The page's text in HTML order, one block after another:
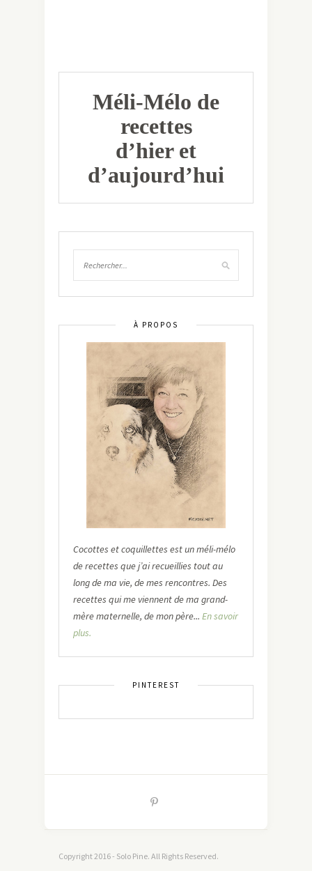
Méli-Mélo de
recettes
d’hier et
d’aujourd’hui
À PROPOS
Cocottes et coquillettes est un méli-mélo
de recettes que j’ai recueillies tout au
long de ma vie, de mes rencontres. Des
recettes qui me viennent de ma grand-
mère maternelle, de mon père... En savoir
plus.
PINTEREST
Copyright 2016 - Solo Pine. All Rights Reserved.